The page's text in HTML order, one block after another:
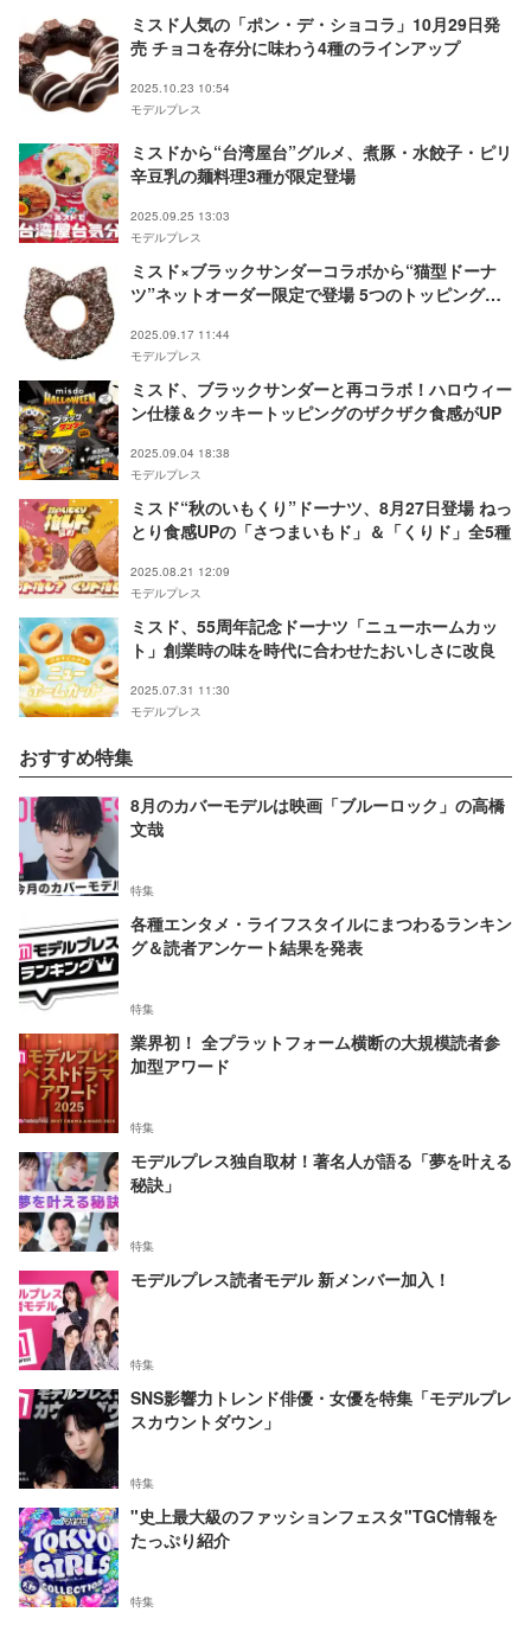
ミスド人気の「ポン・デ・ショコラ」10月29日発
売 チョコを存分に味わう4種のラインアップ
2025.10.23 10:54
モデルプレス
ミスドから“台湾屋台”グルメ、煮豚・水餃子・ピリ
辛豆乳の麺料理3種が限定登場
2025.09.25 13:03
モデルプレス
ミスド×ブラックサンダーコラボから“猫型ドーナ
ツ”ネットオーダー限定で登場 5つのトッピングが
2025.09.17 11:44
モデルプレス
ミスド、ブラックサンダーと再コラボ！ハロウィー
ン仕様＆クッキートッピングのザクザク食感がUP
2025.09.04 18:38
モデルプレス
ミスド“秋のいもくり”ドーナツ、8月27日登場 ねっ
とり食感UPの「さつまいもド」＆「くりド」全5種
2025.08.21 12:09
モデルプレス
ミスド、55周年記念ドーナツ「ニューホームカッ
ト」創業時の味を時代に合わせたおいしさに改良
2025.07.31 11:30
モデルプレス
おすすめ特集
8月のカバーモデルは映画「ブルーロック」の高橋
文哉
特集
各種エンタメ・ライフスタイルにまつわるランキン
グ＆読者アンケート結果を発表
特集
業界初！ 全プラットフォーム横断の大規模読者参
加型アワード
特集
モデルプレス独自取材！著名人が語る「夢を叶える
秘訣」
特集
モデルプレス読者モデル 新メンバー加入！
特集
SNS影響力トレンド俳優・女優を特集「モデルプレ
スカウントダウン」
特集
"史上最大級のファッションフェスタ"TGC情報を
たっぷり紹介
特集